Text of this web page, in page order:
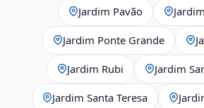
Jardim Pavão
Jardim Ponte Grande
Jardim Rubi Jardim
Jardim Santa Teresa